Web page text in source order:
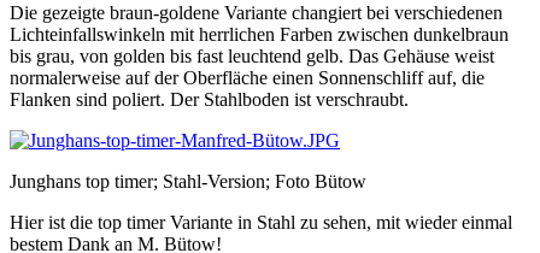
Die gezeigte braun-goldene Variante changiert bei verschiedenen
Lichteinfallswinkeln mit herrlichen Farben zwischen dunkelbraun
bis grau, von golden bis fast leuchtend gelb. Das Gehäuse weist
normalerweise auf der Oberfläche einen Sonnenschliff auf, die
Flanken sind poliert. Der Stahlboden ist verschraubt.
Junghans top timer; Stahl-Version; Foto Bütow
Hier ist die top timer Variante in Stahl zu sehen, mit wieder einmal
bestem Dank an M. Bütow!